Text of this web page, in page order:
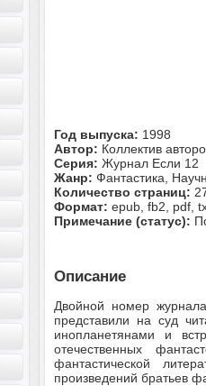
Год выпуска: 1998
Автор: Коллектив
Серия:Журнал Если 12
Жанр:Фантастика,
Количество страниц:
Формат:epub, fb2, pdf,
Примечание (статус):
Описание
Двойной номер
представили на суд
инопланетянами и
отечественных
фантастической
произведений братьев